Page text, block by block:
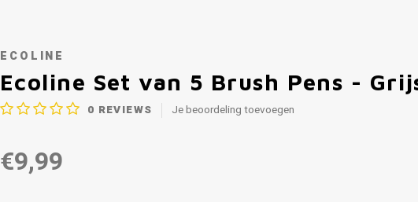
ECOLINE
Ecoline Set van 5 Brush Pens -
0 REVIEWS Je beoordeling toevoegen
€9,99